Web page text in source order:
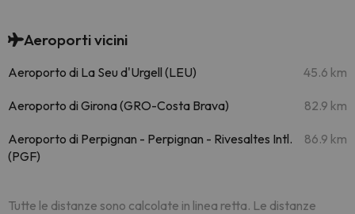
Aeroporti vicini
Aeroporto di La Seu d'Urgell (LEU) 45.6 km
Aeroporto di Girona (GRO-Costa Brava) 82.9 km
Aeroporto di Perpignan - Perpignan - Rivesaltes Intl.
(PGF)
86.9 km
Tutte le distanze sono calcolate in linea retta. Le distanze